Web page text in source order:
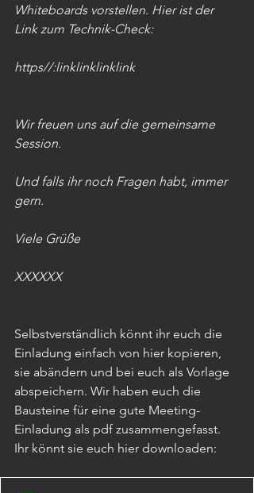
Whiteboards vorstellen. Hier ist der
Link zum Technik-Check:
https//:linklinklinklink
Wir freuen uns auf die gemeinsame
Session.
Und falls ihr noch Fragen habt, immer
gern.
Viele Grüße
XXXXXX
Selbstverständlich könnt ihr euch die
Einladung einfach von hier kopieren,
sie abändern und bei euch als Vorlage
abspeichern. Wir haben euch die
Bausteine für eine gute Meeting-
Einladung als pdf zusammengefasst.
Ihr könnt sie euch hier downloaden: